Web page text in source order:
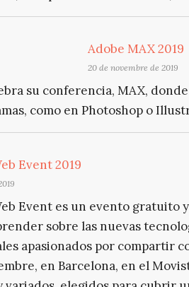
Adobe MAX 2019
20 de novembre de 2019
su conferencia, MAX,
como en Photoshop o
Event 2019
Event es un evento gratuito
sobre las nuevas
apasionados por compartir
en Barcelona, en el